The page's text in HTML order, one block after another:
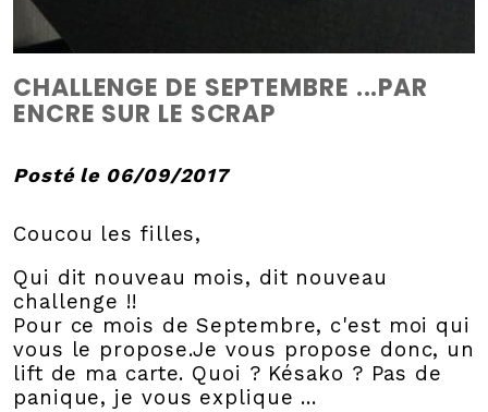
CHALLENGE DE SEPTEMBRE ...PAR
ENCRE SUR LE SCRAP
Posté le 06/09/2017
Coucou les filles,
Qui dit nouveau mois, dit nouveau
challenge !!
Pour ce mois de Septembre, c'est moi qui
vous le propose.Je vous propose donc, un
lift de ma carte. Quoi ? Késako ? Pas de
panique, je vous explique ...